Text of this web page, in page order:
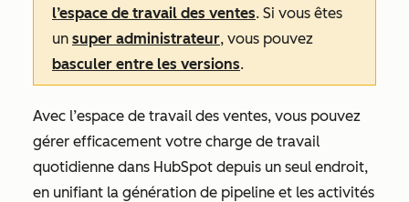
l’espace de travail des ventes. Si vous êtes
un super administrateur, vous pouvez
basculer entre les versions.
Avec l’espace de travail des ventes, vous pouvez
gérer efficacement votre charge de travail
quotidienne dans HubSpot depuis un seul endroit,
en unifiant la génération de pipeline et les activités